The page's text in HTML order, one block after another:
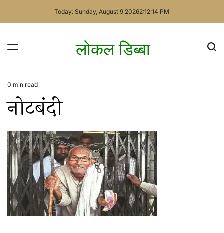
Today: Sunday, August 9 20262:12:14 PM
लोकल डिब्बा
Estimated
read
time
0 min read
नोटबंदी